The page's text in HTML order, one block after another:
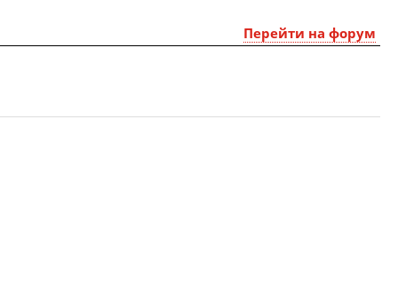
Перейти на форум